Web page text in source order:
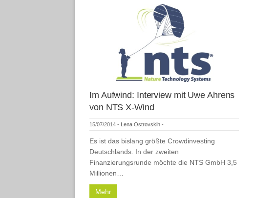
Im Aufwind: Interview mit Uwe Ahrens
von NTS X-Wind
15/07/2014 - Lena Ostrovskih -
Es ist das bislang größte Crowdinvesting
Deutschlands. In der zweiten
Finanzierungsrunde möchte die NTS GmbH 3,5
Millionen…
Mehr